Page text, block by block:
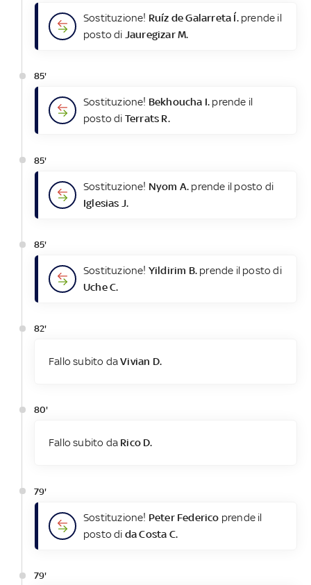
Sostituzione! Ruíz de Galarreta Í.prende il
posto di Jauregizar M.
85'
Sostituzione! Bekhoucha I. prende il
posto di Terrats R.
85'
Sostituzione! Nyom A. prende il posto di
Iglesias J.
85'
Sostituzione! Yildirim B. prende il posto di
Uche C.
82'
Fallo subito daVivian D.
80'
Fallo subito da Rico D.
79'
Sostituzione! Peter Federico prende il
posto di da Costa C.
79'